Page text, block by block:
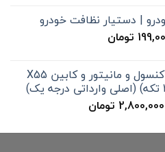
تا
| دستیار نظافت خودرو
تومانقیمت
199,000 تومان
است. محافظ خودترمیم کنسول و مانیتور و کابین X55
قیمت
4,000,000 تومان
2,800,000 تومانقیمت
2,800,000 تومان